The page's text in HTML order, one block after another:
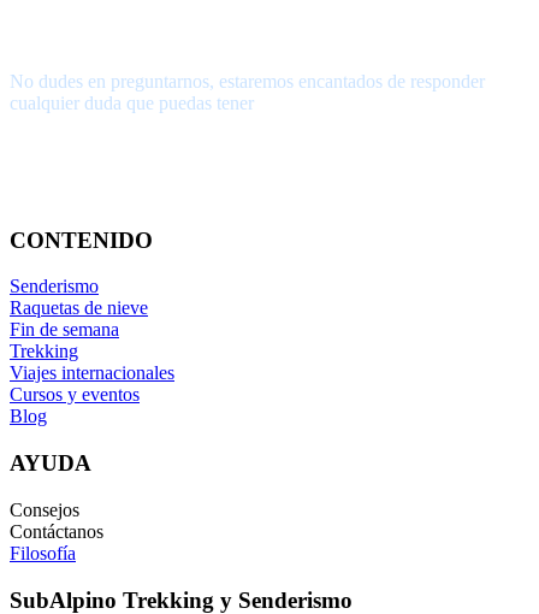
No dudes en preguntarnos, estaremos encantados de responder
cualquier duda que puedas tener
CONTENIDO
Senderismo
Raquetas de nieve
Fin de semana
Trekking
Viajes internacionales
Cursos y eventos
Blog
AYUDA
Consejos
Contáctanos
Filosofía
SubAlpino Trekking y Senderismo